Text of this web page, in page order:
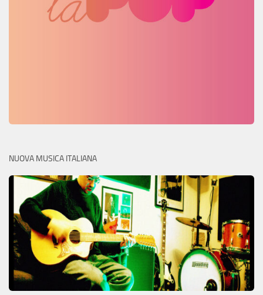
NUOVA MUSICA ITALIANA